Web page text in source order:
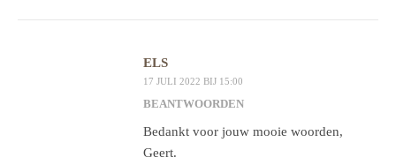
ELS
17 JULI 2022 BIJ 15:00
BEANTWOORDEN
Bedankt voor jouw mooie woorden,
Geert.